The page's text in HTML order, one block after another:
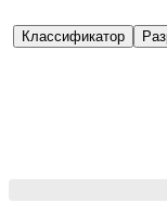
Классификатор